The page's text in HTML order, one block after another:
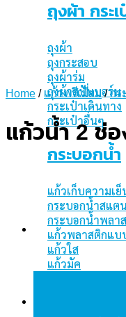
ถุงผ้า กระเ
ถุงผ้า
ถุงกระสอบ
ถุงผ้าร่ม
ถุงผ้าสปันบอร์น
กระเป๋าเดินทาง
กระเป๋าอื่นๆ
กระบอกน้ำ
แก้วเก็บความเย็
กระบอกน้ำสแต
กระบอกน้ำพลา
แก้วพลาสติกแบ
แก้วใส
แก้วมัค
Home / แก้วพรีเมี่ยม / กร
แก้วน้ำ 2 ช่